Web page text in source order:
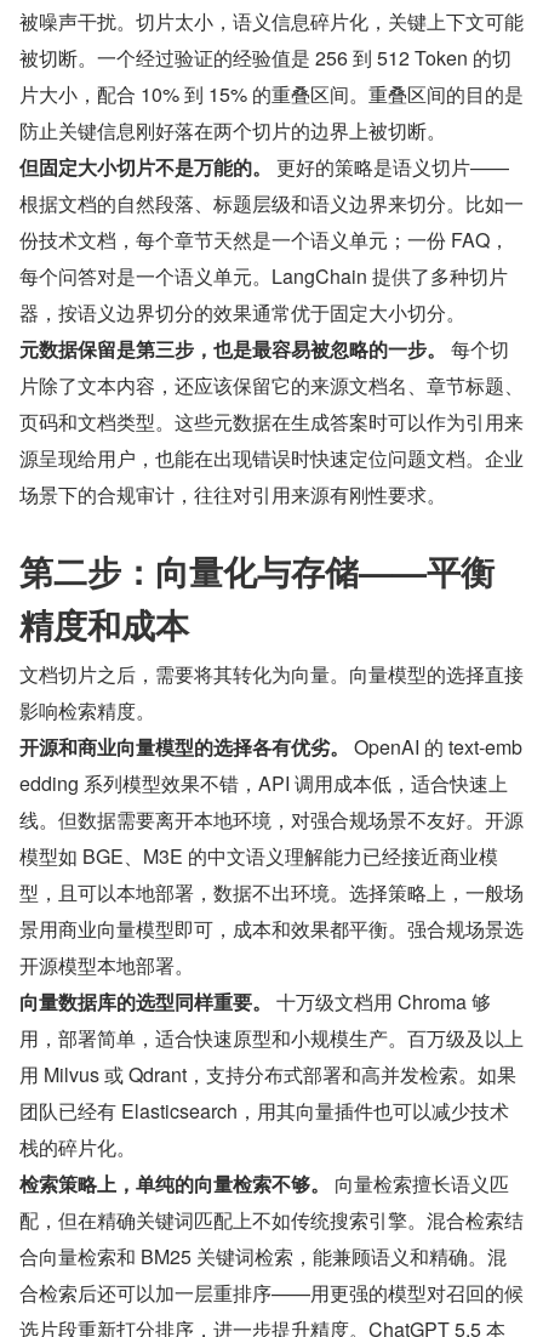
被噪声干扰。切片太小，语义信息碎片化，关键上下文可能
被切断。一个经过验证的经验值是 256 到 512 Token 的切
片大小，配合 10% 到 15% 的重叠区间。重叠区间的目的是
防止关键信息刚好落在两个切片的边界上被切断。
但固定大小切片不是万能的。
更好的策略是语义切片——
根据文档的自然段落、标题层级和语义边界来切分。比如一
份技术文档，每个章节天然是一个语义单元；一份 FAQ，
每个问答对是一个语义单元。LangChain 提供了多种切片
器，按语义边界切分的效果通常优于固定大小切分。
元数据保留是第三步，也是最容易被忽略的一步。
每个切
片除了文本内容，还应该保留它的来源文档名、章节标题、
页码和文档类型。这些元数据在生成答案时可以作为引用来
源呈现给用户，也能在出现错误时快速定位问题文档。企业
场景下的合规审计，往往对引用来源有刚性要求。
第二步：向量化与存储——平衡
精度和成本
文档切片之后，需要将其转化为向量。向量模型的选择直接
影响检索精度。
开源和商业向量模型的选择各有优劣。
OpenAI 的 text-emb
edding 系列模型效果不错，API 调用成本低，适合快速上
线。但数据需要离开本地环境，对强合规场景不友好。开源
模型如 BGE、M3E 的中文语义理解能力已经接近商业模
型，且可以本地部署，数据不出环境。选择策略上，一般场
景用商业向量模型即可，成本和效果都平衡。强合规场景选
开源模型本地部署。
向量数据库的选型同样重要。
十万级文档用 Chroma 够
用，部署简单，适合快速原型和小规模生产。百万级及以上
用 Milvus 或 Qdrant，支持分布式部署和高并发检索。如果
团队已经有 Elasticsearch，用其向量插件也可以减少技术
栈的碎片化。
检索策略上，单纯的向量检索不够。
向量检索擅长语义匹
配，但在精确关键词匹配上不如传统搜索引擎。混合检索结
合向量检索和 BM25 关键词检索，能兼顾语义和精确。混
合检索后还可以加一层重排序——用更强的模型对召回的候
选片段重新打分排序，进一步提升精度。ChatGPT 5.5 本